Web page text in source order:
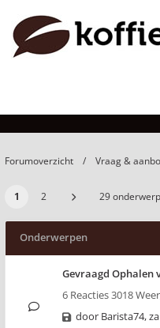
Forumoverzicht Vraag &
1 2 29
Onderwerpen
Gevraagd Ophalen
6 Reacties 3018
door Barista74,